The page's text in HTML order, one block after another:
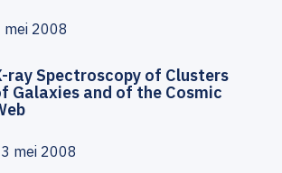
mei 2008
ray Spectroscopy of Clusters
Galaxies and of the Cosmic
mei 2008